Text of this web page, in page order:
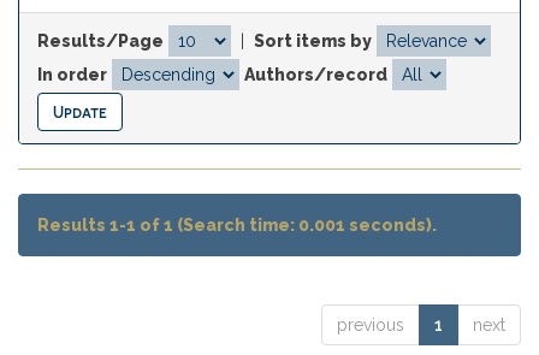
Results/Page
Sort items by
In order
Authors/record
Results 1-1 of 1 (Search time: 0.001 seconds).
previous 1 next